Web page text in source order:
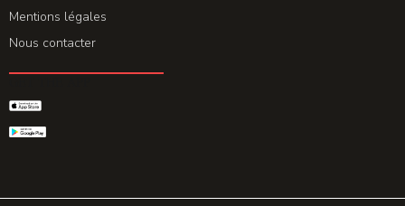
Mentions légales
Nous contacter